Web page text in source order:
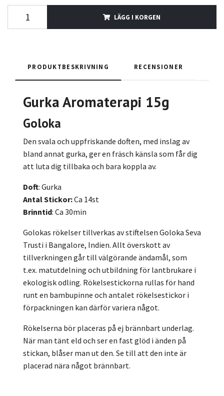
LÄGG I KORGEN
PRODUKTBESKRIVNING RECENSIONER
Gurka Aromaterapi 15g
Goloka
Den svala och uppfriskande doften, med inslag av
bland annat gurka, ger en fräsch känsla som får dig
att luta dig tillbaka och bara koppla av.
Doft: Gurka
Antal Stickor:Ca 14st
Brinntid: Ca 30min
Golokas rökelser tillverkas av stiftelsen Goloka Seva
Trusti i Bangalore, Indien. Allt överskott av
tillverkningen går till välgörande ändamål, som
t.ex. matutdelning och utbildning för lantbrukare i
ekologisk odling. Rökelsestickorna rullas för hand
runt en bambupinne och antalet rökelsestickor i
förpackningen kan därför variera något.
Rökelserna bör placeras på ej brännbart underlag.
När man tänt eld och ser en fast glöd i änden på
stickan, blåser man ut den. Se till att den inte är
placerad nära något brännbart.